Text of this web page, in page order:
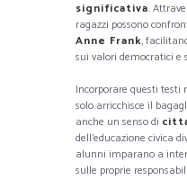
significativa.
ragazzi possono
Anne Frank,
sui valori democratici e
Incorporare questi testi
solo arricchisce il
anche un senso di
dell’educazione civica
alunni imparano a
sulle proprie